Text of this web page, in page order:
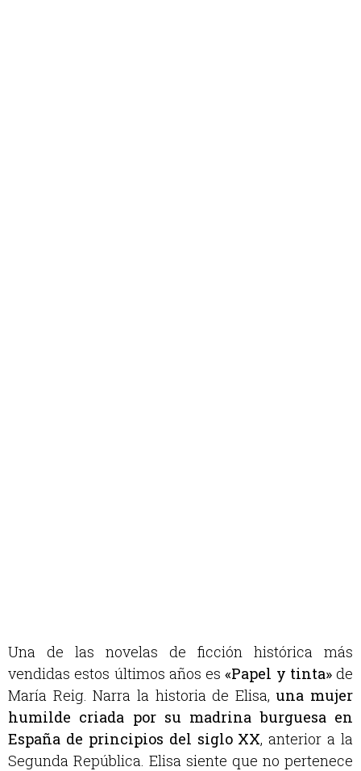
Una de las novelas de ficción histórica más
vendidas estos últimos años es«Papel y tinta»de
María Reig. Narra la historia de Elisa,una mujer
humilde criada por su madrina burguesa en
España de principios del siglo XX, anterior a la
Segunda República. Elisa siente que no pertenece